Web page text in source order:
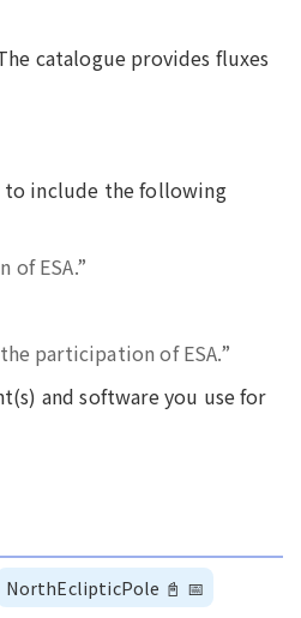
catalogue provides fluxes
to include the following
ESA.”
participation of ESA.”
and software you use for
NorthEclipticPole 📓 📅